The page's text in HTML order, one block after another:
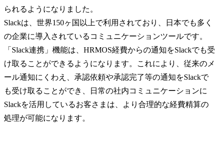
られるようになりました。
Slackは、世界150ヶ国以上で利用されており、日本でも多く
の企業に導入されているコミュニケーションツールです。
「Slack連携」機能は、HRMOS経費からの通知をSlackでも受
け取ることができるようになります。これにより、従来のメ
ール通知にくわえ、承認依頼や承認完了等の通知をSlackで
も受け取ることができ、日常の社内コミュニケーションに
Slackを活用しているお客さまは、より合理的な経費精算の
処理が可能になります。